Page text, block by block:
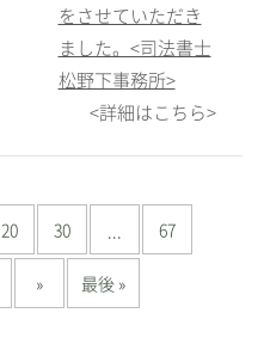
をさせていただき
ました。<司法書士
松野下事務所>
<詳細はこちら>
20 30 ... 67
» 最後 »